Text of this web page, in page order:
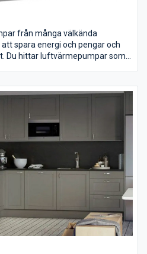
från många välkända
spara energi och pengar och
Du hittar luftvärmepumpar som
De kan även förbättra din
rena och avfukta luften.
måste enligt lag installeras av
med personligt kylcertifikat.